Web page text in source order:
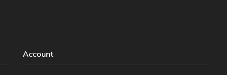
Account